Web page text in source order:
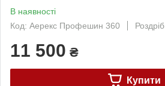
В наявності
Код: Аерекс Профешин 360
Роздріб
11 500 ₴
Купити